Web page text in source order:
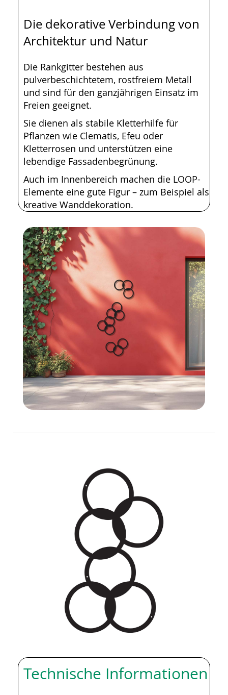
Die dekorative Verbindung von
Architektur und Natur
Die Rankgitter bestehen aus
pulverbeschichtetem, rostfreiem Metall
und sind für den ganzjährigen Einsatz im
Freien geeignet.
Sie dienen als stabile Kletterhilfe für
Pflanzen wie Clematis, Efeu oder
Kletterrosen und unterstützen eine
lebendige Fassadenbegrünung.
Auch im Innenbereich machen die LOOP-
Elemente eine gute Figur – zum Beispiel als
kreative Wanddekoration.
Technische Informationen